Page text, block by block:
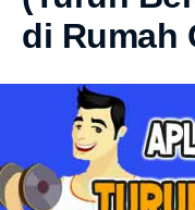
di Rumah